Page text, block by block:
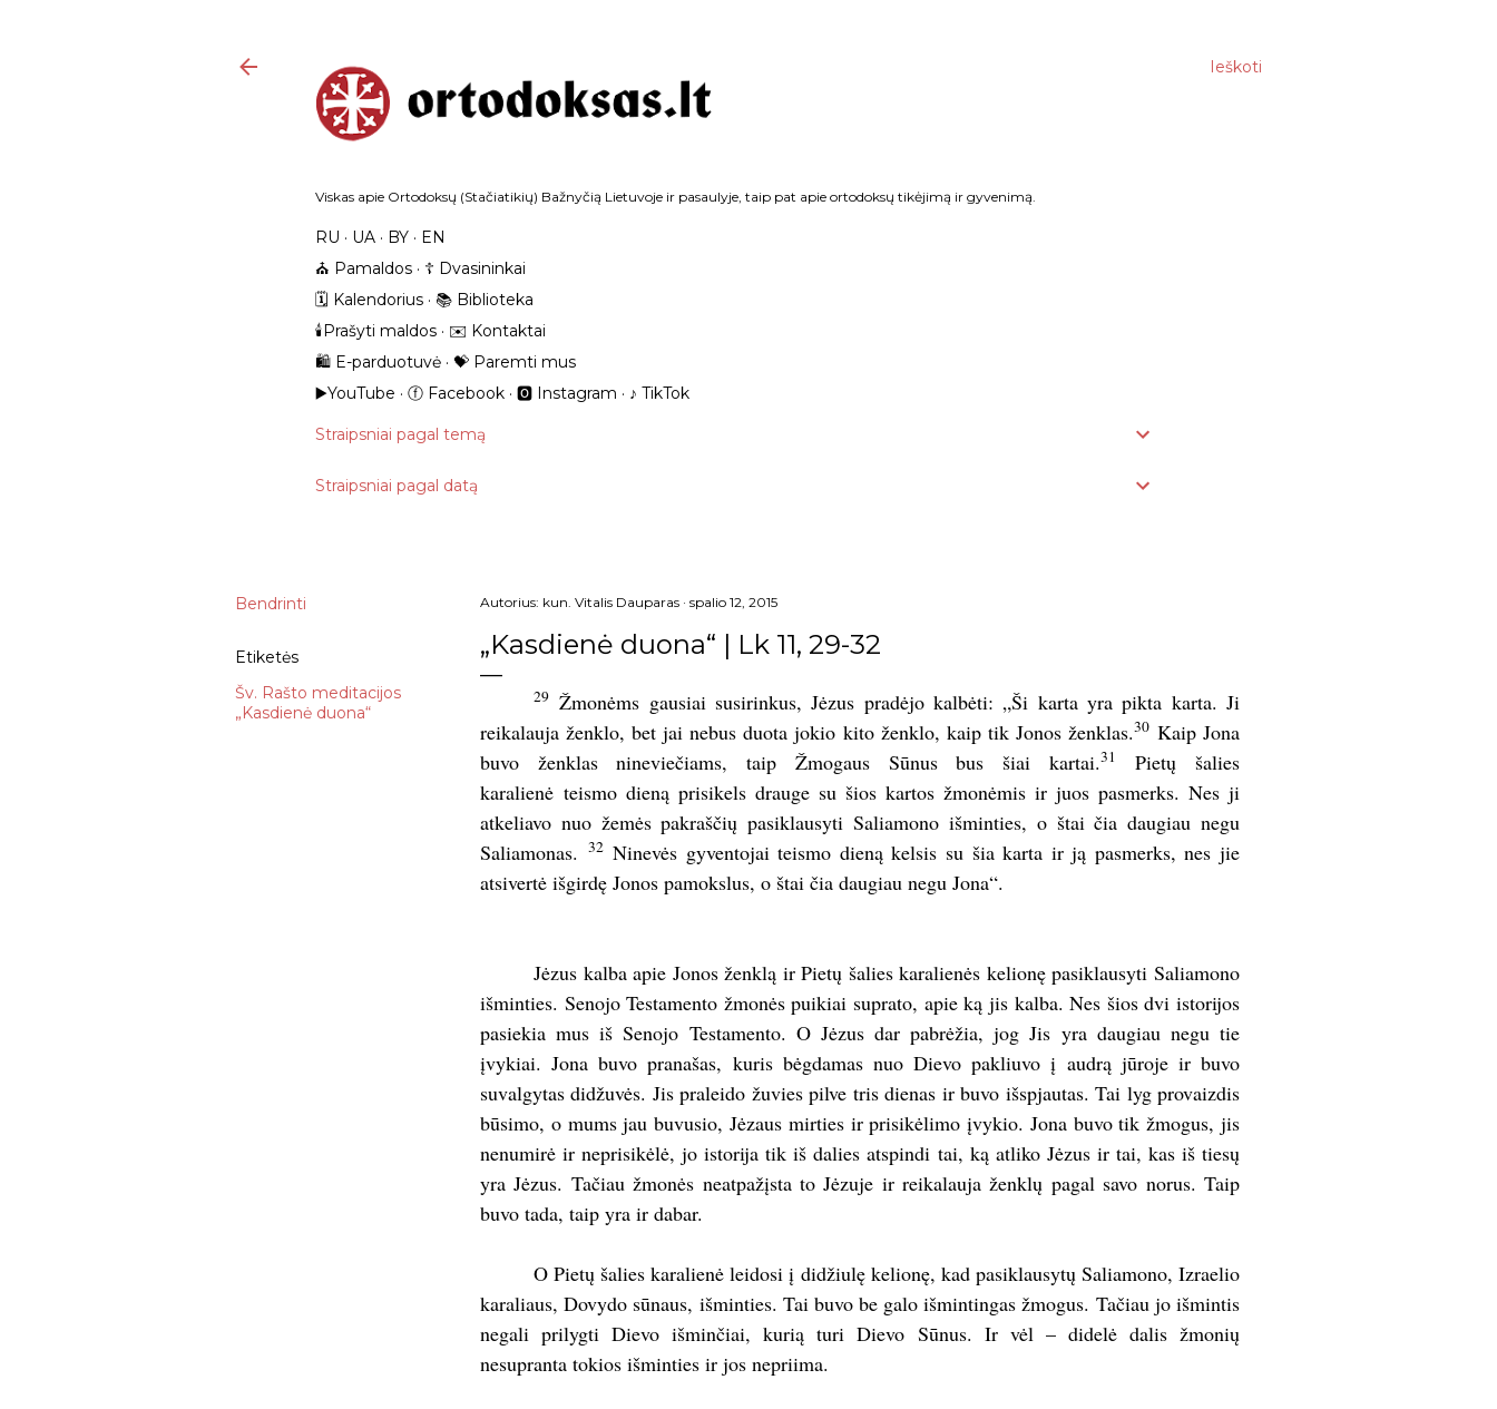
Ieškoti
Viskas apie Ortodoksų (Stačiatikių) Bažnyčią Lietuvoje ir pasaulyje, taip pat apie ortodoksų tikėjimą ir gyvenimą.
RU UA BY
EN
⛪️ Pamaldos
☦️ Dvasininkai
🗓️ Kalendorius
📚 Biblioteka
🕯️Prašyti maldos
✉️ Kontaktai
🛍️ E-parduotuvė
💝 Paremti mus
▶️YouTube
ⓕ Facebook 🅾 Instagram ‎♪ TikTok
Straipsniai pagal temą
Straipsniai pagal datą
Bendrinti
Etiketės
Šv. Rašto meditacijos
„Kasdienė duona“
Autorius: kun. Vitalis Dauparas spalio 12, 2015
„Kasdienė duona“ | Lk 11, 29-32
29 Žmonėms gausiai susirinkus, Jėzus pradėjo kalbėti: „Ši karta yra pikta karta. Ji
reikalauja ženklo, bet jai nebus duota jokio kito ženklo, kaip tik Jonos ženklas.30Kaip Jona
buvo ženklas nineviečiams, taip Žmogaus Sūnus bus šiai kartai.31
Pietų šalies
karalienė teismo dieną prisikels drauge su šios kartos žmonėmis ir juos pasmerks. Nes ji
atkeliavo nuo žemės pakraščių pasiklausyti Saliamono išminties, o štai čia daugiau negu
Saliamonas.
32Ninevės gyventojai teismo dieną kelsis su šia karta ir ją pasmerks, nes jie
atsivertė išgirdę Jonos pamokslus, o štai čia daugiau negu Jona“.
Jėzus kalba apie Jonos ženklą ir Pietų šalies karalienės kelionę pasiklausyti Saliamono
išminties. Senojo Testamento žmonės puikiai suprato, apie ką jis kalba. Nes šios dvi istorijos
pasiekia mus iš Senojo Testamento. O Jėzus dar pabrėžia, jog Jis yra daugiau negu tie
įvykiai. Jona buvo pranašas, kuris bėgdamas nuo Dievo pakliuvo į audrą jūroje ir buvo
suvalgytas didžuvės. Jis praleido žuvies pilve tris dienas ir buvo išspjautas. Tai lyg provaizdis
būsimo, o mums jau buvusio, Jėzaus mirties ir prisikėlimo įvykio. Jona buvo tik žmogus, jis
nenumirė ir neprisikėlė, jo istorija tik iš dalies atspindi tai, ką atliko Jėzus ir tai, kas iš tiesų
yra Jėzus. Tačiau žmonės neatpažįsta to Jėzuje ir reikalauja ženklų pagal savo norus. Taip
buvo tada, taip yra ir dabar.
O Pietų šalies karalienė leidosi į didžiulę kelionę, kad pasiklausytų Saliamono, Izraelio
karaliaus, Dovydo sūnaus, išminties. Tai buvo be galo išmintingas žmogus. Tačiau jo išmintis
negali prilygti Dievo išminčiai, kurią turi Dievo Sūnus. Ir vėl – didelė dalis žmonių
nesupranta tokios išminties ir jos nepriima.